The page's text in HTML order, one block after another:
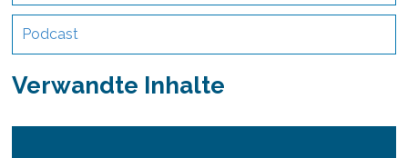
Podcast
Verwandte Inhalte